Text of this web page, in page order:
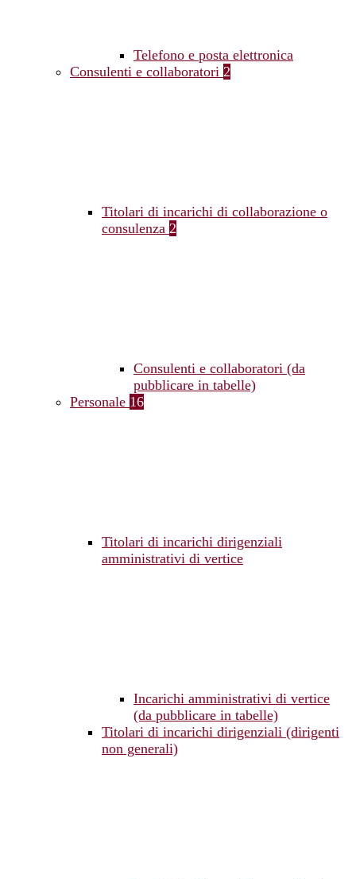
Telefono e posta elettronica
Consulenti e collaboratori 2
Titolari di incarichi di collaborazione o
consulenza 2
Consulenti e collaboratori (da
pubblicare in tabelle)
Personale 16
Titolari di incarichi dirigenziali
amministrativi di vertice
Incarichi amministrativi di vertice
(da pubblicare in tabelle)
Titolari di incarichi dirigenziali (dirigenti
non generali)